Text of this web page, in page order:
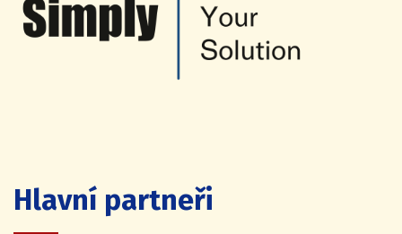
Hlavní partneři